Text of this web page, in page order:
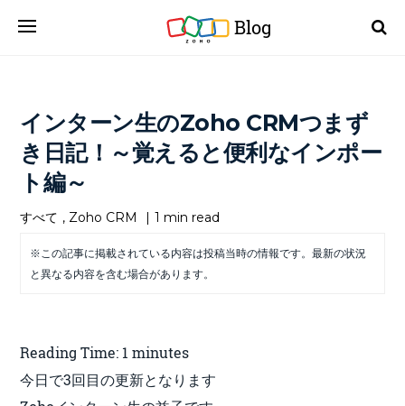
Blog
インターン生のZoho CRMつまず
き日記！～覚えると便利なインポー
ト編～
すべて , Zoho CRM | 1 min read
※この記事に掲載されている内容は投稿当時の情報です。最新の状況
と異なる内容を含む場合があります。
Reading Time: 1 minutes
今日で3回目の更新となります